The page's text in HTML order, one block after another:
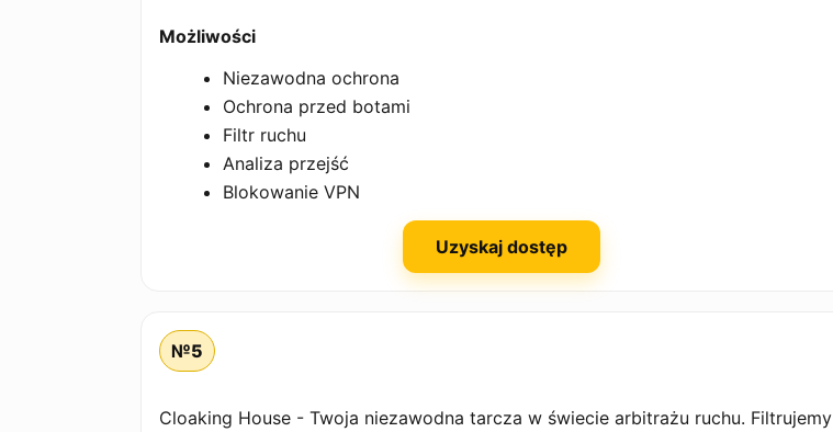
Możliwości
Niezawodna ochrona
Ochrona przed botami
Filtr ruchu
Analiza przejść
Blokowanie VPN
Uzyskaj dostęp
№5
Cloaking House - Twoja niezawodna tarcza w świecie arbitrażu ruchu. Filtrujemy